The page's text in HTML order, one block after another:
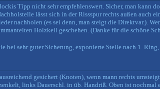
Tipp nicht sehr empfehlenswert. Sicher, man kann
lässt sich in der Rissspur rechts außen auch
nachholen (es sei denn, man steigt die Direktvar.).
Holzkeil geschehen. (Danke für die schöne
bei sehr guter Sicherung, exponierte Stelle nach 1.
gesichert (Knoten), wenn mann rechts
links Dauerschl. in üb. Handriß. Oben ist